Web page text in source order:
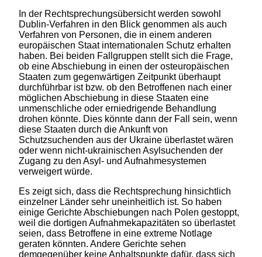
In der Rechtsprechungsübersicht werden sowohl
Dublin-Verfahren in den Blick genommen als auch
Verfahren von Personen, die in einem anderen
europäischen Staat internationalen Schutz erhalten
haben. Bei beiden Fallgruppen stellt sich die Frage,
ob eine Abschiebung in einen der osteuropäischen
Staaten zum gegenwärtigen Zeitpunkt überhaupt
durchführbar ist bzw. ob den Betroffenen nach einer
möglichen Abschiebung in diese Staaten eine
unmenschliche oder erniedrigende Behandlung
drohen könnte. Dies könnte dann der Fall sein, wenn
diese Staaten durch die Ankunft von
Schutzsuchenden aus der Ukraine überlastet wären
oder wenn nicht-ukrainischen Asylsuchenden der
Zugang zu den Asyl- und Aufnahmesystemen
verweigert würde.
Es zeigt sich, dass die Rechtsprechung hinsichtlich
einzelner Länder sehr uneinheitlich ist. So haben
einige Gerichte Abschiebungen nach Polen gestoppt,
weil die dortigen Aufnahmekapazitäten so überlastet
seien, dass Betroffene in eine extreme Notlage
geraten könnten. Andere Gerichte sehen
demgegenüber keine Anhaltspunkte dafür, dass sich